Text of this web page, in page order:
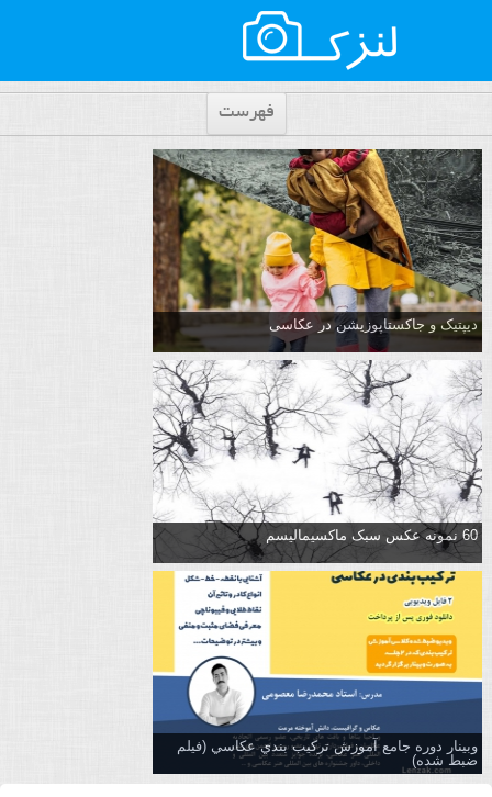
فهرست
دیپتیک و جاکستا‌پوزیشن در عکاسی
60 نمونه عکس سبک ماکسیمالیسم
وبینار دوره جامع آموزش تركيب بندي عكاسي (فیلم
ضبط شده)